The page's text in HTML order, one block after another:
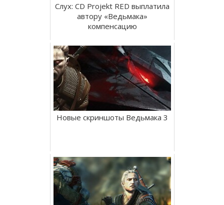
Слух: CD Projekt RED выплатила
автору «Ведьмака»
компенсацию
Новые скриншоты Ведьмака 3